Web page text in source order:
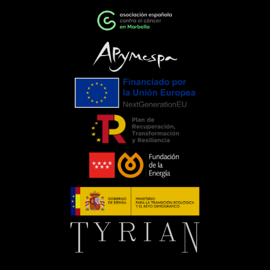
cambioEventos como la Gala de la AECC
ponen de manifiesto el importante
papel que pueden desempeñar las
empresas cuando unen esfuerzos en
torno a una causa común. La
colaboración entre entidades,
organizaciones y ciudadanía demuestra
que, trabajando juntos, es posible
generar un impacto que trasciende el
propio evento.Para C. de Salamanca,
participar en esta iniciativa supone
renovar nuestro compromiso con
aquellas acciones que mejoran la vida
de las personas y apoyan el trabajo de
entidades que, como la Asociación